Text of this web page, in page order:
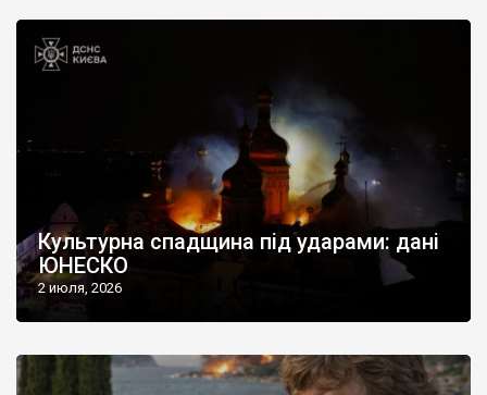
Культурна спадщина під ударами: дані
ЮНЕСКО
2 июля, 2026